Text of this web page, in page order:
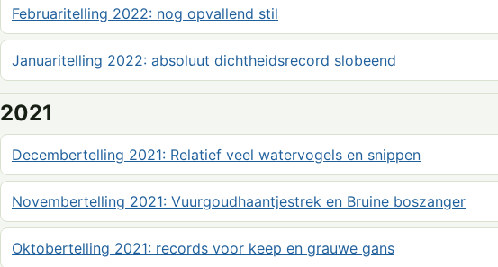
Februaritelling 2022: nog opvallend stil
Januaritelling 2022: absoluut dichtheidsrecord slobeend
2021
Decembertelling 2021: Relatief veel watervogels en snippen
Novembertelling 2021: Vuurgoudhaantjestrek en Bruine boszanger
Oktobertelling 2021: records voor keep en grauwe gans